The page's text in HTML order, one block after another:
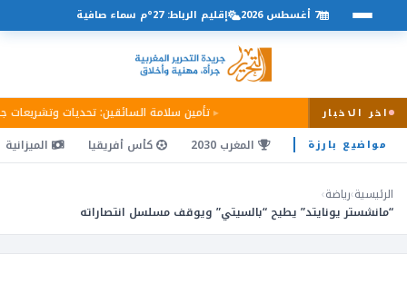
اخر الاخبار تأمين سلامة السائقين: تحديات وتشريعات
7 أغسطس 2026 إقليم الرباط: 27°م سماء صافية
مواضيع بارزة المغرب 2030 كأس أفريقيا الميزانية
الرئيسية›رياضة›
“مانشستر يونايتد” يطيح “بالسيتي” ويوقف مسلسل انتصاراته